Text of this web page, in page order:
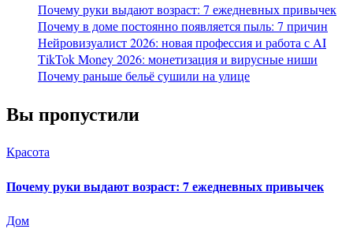
Почему руки выдают возраст: 7 ежедневных привычек
Почему в доме постоянно появляется пыль: 7 причин
Нейровизуалист 2026: новая профессия и работа с AI
TikTok Money 2026: монетизация и вирусные ниши
Почему раньше бельё сушили на улице
Вы пропустили
Красота
Почему руки выдают возраст: 7 ежедневных привычек
Дом